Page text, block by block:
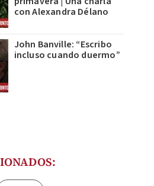
con Alexandra Délano
John Banville: “Escribo
incluso cuando duermo”